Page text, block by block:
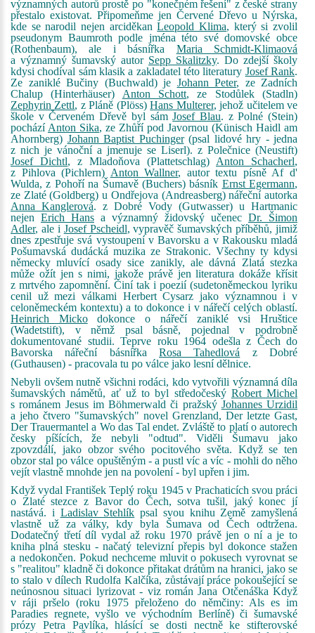
významných autorů prostě po "konečném řešení" z české strany
přestalo existovat. Připomeňme jen Červené Dřevo u Nýrska,
kde se narodil nejen arciděkanLeopold Klima, který si zvolil
pseudonym Baumroth podle jména této své domovské obce
(Rothenbaum), ale i básnířka Maria Schmidt-Klimaová
a významný šumavský autor Sepp Skalitzky. Do zdejší školy
kdysi chodíval sám klasik a zakladatel této literatury Josef Rank.
Ze zaniklé Bučiny (Buchwald) je Johann Peter, ze Zadních
Chalup (Hinterhäuser) Anton Schott, ze Stodůlek (Stadln)
Zephyrin Zettl, z Pláně (Plöss)Hans Multerer, jehož učitelem ve
škole v Červeném Dřevě byl sámJosef Blau. z Polné (Stein)
pochází Anton Sika, ze Zhůří pod Javornou (Künisch Haidl am
Ahornberg) Johann Baptist Puchinger(psal lidové hry - jedna
z nich je vánoční a jmenuje se Liserl). z Polečnice (Neustift)
Josef Dichtl, z Mladoňova (Plattetschlag) Anton Schacherl,
z Pihlova (Pichlern) Anton Wallner, autor textu písně Af d'
Wulda, z Pohoří na Šumavě (Buchers) básník Ernst Egermann,
ze Zlaté (Goldberg) u Ondřejova (Andreasberg) nářeční autorka
Anna Kanglerová. z Dobré Vody (Gutwasser) u Hartmanic
nejen Erich Hans a významný židovský učenec Dr. Šimon
Adler, ale i Josef Pscheidl, vypravěč šumavských příběhů, jimiž
dnes zpestřuje svá vystoupení v Bavorsku a v Rakousku mladá
Pošumavská dudácká muzika ze Strakonic. Všechny ty kdysi
německy mluvící osady sice zanikly, ale dávná Zlatá stezka
může ožít jen s nimi, jakože právě jen literatura dokáže křísit
z mrtvého zapomnění. Činí tak i poezií (sudetoněmeckou lyriku
cenil už mezi válkami Herbert Cysarz jako významnou i v
celoněmeckém kontextu) a to dokonce i v nářečí celých oblastí.
Heinrich Mickodokonce o nářečí zaniklé vsi Hruštice
(Wadetstift), v němž psal básně, pojednal v podrobně
dokumentované studii. Teprve roku 1964 odešla z Čech do
Bavorska nářeční básnířka Rosa Tahedlová z Dobré
(Guthausen) - pracovala tu po válce jako lesní dělnice.
Nebyli ovšem nutně všichni rodáci, kdo vytvořili významná díla
šumavských námětů, ať už to byl středočeský Robert Michel
s románem Jesus im Böhmerwald či pražský Johannes Urzidil
a jeho čtvero "šumavských" novel Grenzland, Der letzte Gast,
Der Trauermantel a Wo das Tal endet. Zvláště to platí o autorech
česky píšících, že nebyli "odtud". Viděli Šumavu jako
zpovzdálí, jako obzor svého pocitového světa. Když se ten
obzor stal po válce opuštěným - a pustl víc a víc - mohli do něho
vejít vlastně mnohde jen na povolení - byl upřen i jim.
Když vydal František Teplý roku 1945 v Prachaticích svou práci
o Zlaté stezce z Bavor do Čech, sotva tušil, jaký konec jí
nastává. i Ladislav Stehlík psal svou knihu Země zamyšlená
vlastně už za války, kdy byla Šumava od Čech odtržena.
Dodatečný třetí díl vydal až roku 1970 právě jen o ní a je to
kniha plná stesku - načatý televizní přepis byl dokonce stažen
a nedokončen. Pokud nechceme mluvit o pokusech vyrovnat se
s "realitou" kladně či dokonce přitakat drátům na hranici, jako se
to stalo v dílech Rudolfa Kalčíka, zůstávají práce pokoušející se
neúnosnou situaci lyrizovat - viz román Jana Otčenáška Když
v ráji pršelo (roku 1975 přeloženo do němčiny: Als es im
Paradies regnete, vyšlo ve východním Berlíně) či šumavské
prózy Petra Pavlíka, hlásící se dosti nectně ke stifterovské